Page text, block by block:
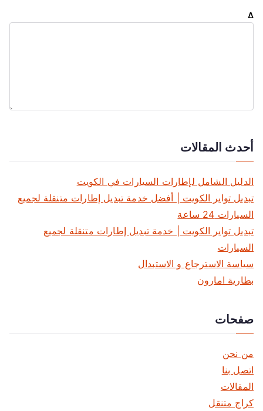
Δ
أحدث المقالات
الدليل الشامل لإطارات السيارات في الكويت
تبديل تواير الكويت | أفضل خدمة تبديل إطارات متنقلة لجميع
السيارات 24 ساعة
تبديل تواير الكويت | خدمة تبديل إطارات متنقلة لجميع
السيارات
سياسة الاسترجاع و الاستبدال
بطارية امارون
صفحات
من نحن
اتصل بنا
المقالات
كراج متنقل